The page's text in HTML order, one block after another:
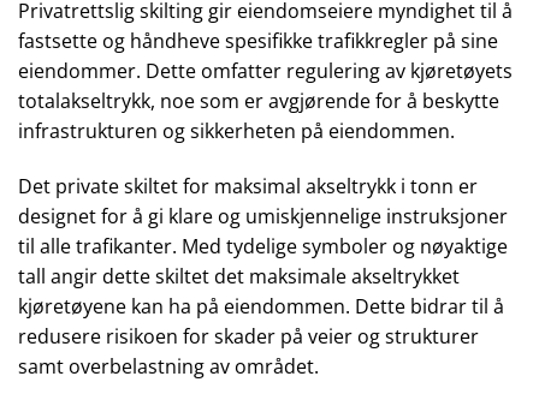
Privatrettslig skilting gir eiendomseiere myndighet til å
fastsette og håndheve spesifikke trafikkregler på sine
eiendommer. Dette omfatter regulering av kjøretøyets
totalakseltrykk, noe som er avgjørende for å beskytte
infrastrukturen og sikkerheten på eiendommen.
Det private skiltet for maksimal akseltrykk i tonn er
designet for å gi klare og umiskjennelige instruksjoner
til alle trafikanter. Med tydelige symboler og nøyaktige
tall angir dette skiltet det maksimale akseltrykket
kjøretøyene kan ha på eiendommen. Dette bidrar til å
redusere risikoen for skader på veier og strukturer
samt overbelastning av området.